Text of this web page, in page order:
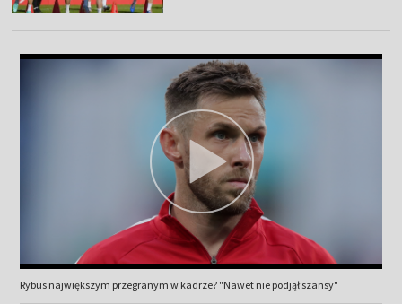
Rybus największym przegranym w kadrze? "Nawet nie podjął szansy"